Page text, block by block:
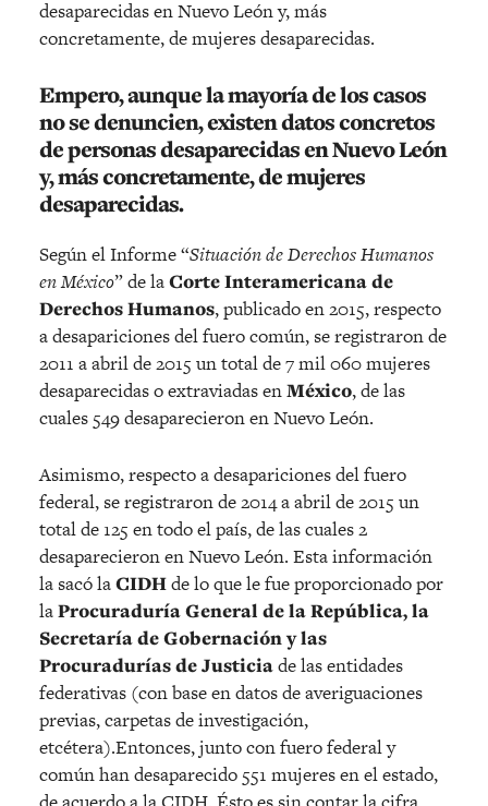
desaparecidas en Nuevo León y, más
concretamente, de mujeres desaparecidas.
Empero, aunque la mayoría de los casos
no se denuncien, existen datos concretos
de personas desaparecidas en Nuevo León
y, más concretamente, de mujeres
desaparecidas.
Según el Informe “Situación de Derechos Humanos
en México” de laCorte Interamericana de
Derechos Humanos, publicado en 2015, respecto
a desapariciones del fuero común, se registraron de
2011 a abril de 2015 un total de 7 mil 060 mujeres
desaparecidas o extraviadas enMéxico, de las
cuales 549 desaparecieron en Nuevo León.
Asimismo, respecto a desapariciones del fuero
federal, se registraron de 2014 a abril de 2015 un
total de 125 en todo el país, de las cuales 2
desaparecieron en Nuevo León. Esta información
la sacó laCIDHde lo que le fue proporcionado por
laProcuraduría General de la República, la
Secretaría de Gobernación y las
Procuradurías de Justiciade las entidades
federativas (con base en datos de averiguaciones
previas, carpetas de investigación,
etcétera).Entonces, junto con fuero federal y
común han desaparecido 551 mujeres en el estado,